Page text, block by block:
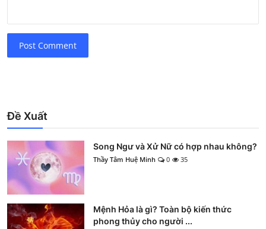
Post Comment
Đề Xuất
Song Ngư và Xử Nữ có hợp nhau không?
Thầy Tâm Huệ Minh 0 35
Mệnh Hỏa là gì? Toàn bộ kiến thức
phong thủy cho người ...